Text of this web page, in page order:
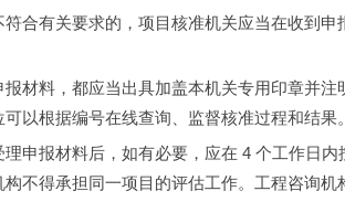
有关要求的，项目核准机关应当在收到申
料，都应当出具加盖本机关专用印章并注
以根据编号在线查询、监督核准过程和结果。
报材料后，如有必要，应在 4 个工作日内
不得承担同一项目的评估工作。工程咨询机